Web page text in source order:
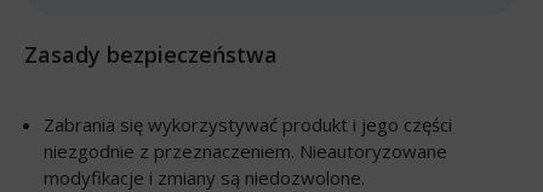
Zasady bezpieczeństwa
Zabrania się wykorzystywać produkt i jego części
niezgodnie z przeznaczeniem. Nieautoryzowane
modyfikacje i zmiany są niedozwolone.